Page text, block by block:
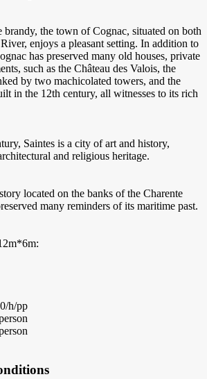
the town of Cognac, situated on both
enjoys a pleasant setting. In addition to
has preserved many old houses, private
such as the Château des Valois, the
by two machicolated towers, and the
in the 12th century, all witnesses to its rich
Saintes is a city of art and history,
and religious heritage.
located on the banks of the Charente
many reminders of its maritime past.
h/pp